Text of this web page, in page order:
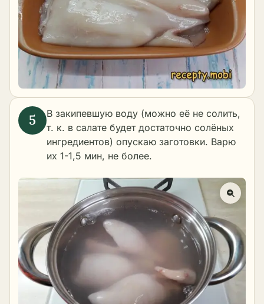
В закипевшую воду (можно её не солить,
т. к. в салате будет достаточно солёных
ингредиентов) опускаю заготовки. Варю
их 1-1,5 мин, не более.